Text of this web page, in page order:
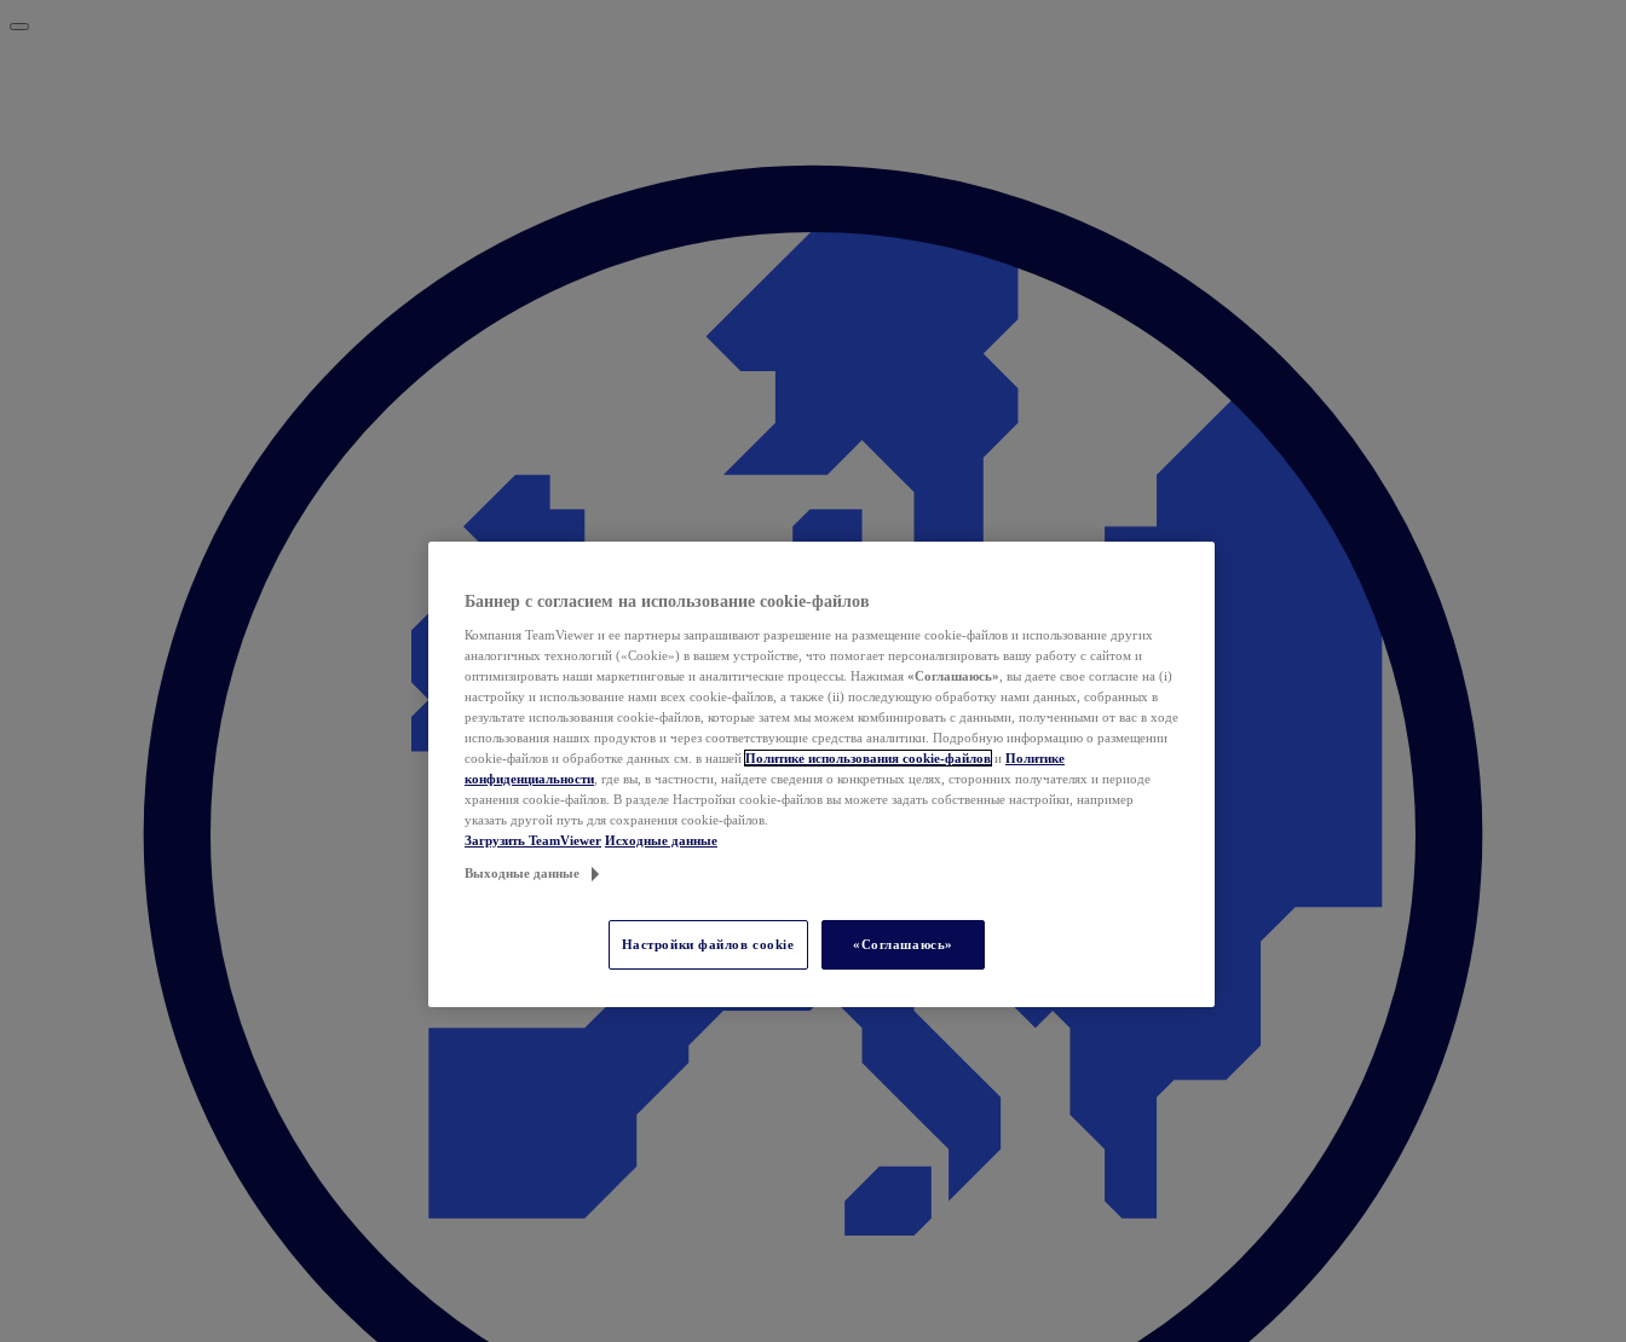
Баннер с согласием на использование cookie-файлов
Компания TeamViewer и ее партнеры запрашивают разрешение на размещение cookie-файлов и использование других
аналогичных технологий («Cookie») в вашем устройстве, что помогает персонализировать вашу работу с сайтом и
оптимизировать наши маркетинговые и аналитические процессы. Нажимая «Соглашаюсь» , вы даете свое согласие на (i)
настройку и использование нами всех cookie-файлов, а также (ii) последующую обработку нами данных, собранных в
результате использования cookie-файлов, которые затем мы можем комбинировать с данными, полученными от вас в ходе
использования наших продуктов и через соответствующие средства аналитики. Подробную информацию о размещении
cookie-файлов и обработке данных см. в нашей Политике использования cookie-файлов и Политике
конфиденциальности , где вы, в частности, найдете сведения о конкретных целях, сторонних получателях и периоде
хранения cookie-файлов. В разделе Настройки cookie-файлов вы можете задать собственные настройки, например
указать другой путь для сохранения cookie-файлов.
Загрузить TeamViewer Исходные данные
Выходные данные
Настройки файлов cookie «Соглашаюсь»